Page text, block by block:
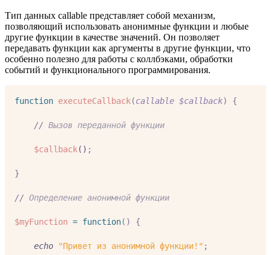
Тип данных callable представляет собой механизм,
позволяющий использовать анонимные функции и любые
другие функции в качестве значений. Он позволяет
передавать функции как аргументы в другие функции, что
особенно полезно для работы с коллбэками, обработки
событий и функционального программирования.
function executeCallback(callable $callback) {
// Вызов переданной функции
$callback() ;
}
// Определение анонимной функции
$myFunction = function() {
echo "Привет из анонимной функции!" ;